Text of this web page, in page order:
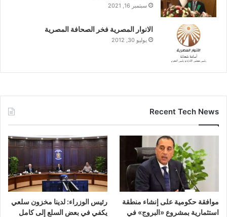
سبتمبر 16, 2021
الانوار المصرية فخر الصحافة المصرية
يوليو 30, 2012
Recent Tech News
موافقة حكومية على إنشاء منطقة
استثمارية بمشروع «البروج» في
رئيس الوزراء: لدينا مخزون سلعي
يكفي في بعض السلع إلى كامل